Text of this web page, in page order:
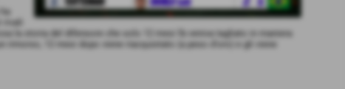
la storia del difensore che solo 12 mesi fà veniva tagliato in maniera
rimorso, 12 mesi dopo viene riacquistato (a peso d'oro) e gli viene